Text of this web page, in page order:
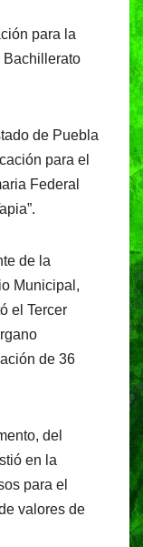
para la
Bachillerato
de Puebla
para el
Federal
de la
Municipal,
el Tercer
de 36
del
en la
para el
valores de